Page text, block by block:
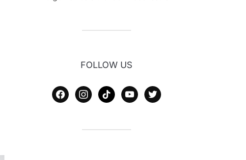
FOLLOW US
facebookinstagram
tiktok youtubetwitter